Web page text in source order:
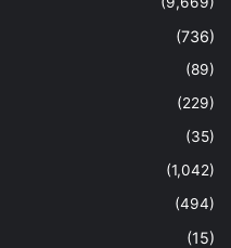
(736)
(89)
(229)
(35)
(1,042)
(494)
(15)